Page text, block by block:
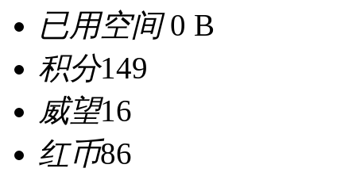
已用空间0 B
积分149
威望16
红币86